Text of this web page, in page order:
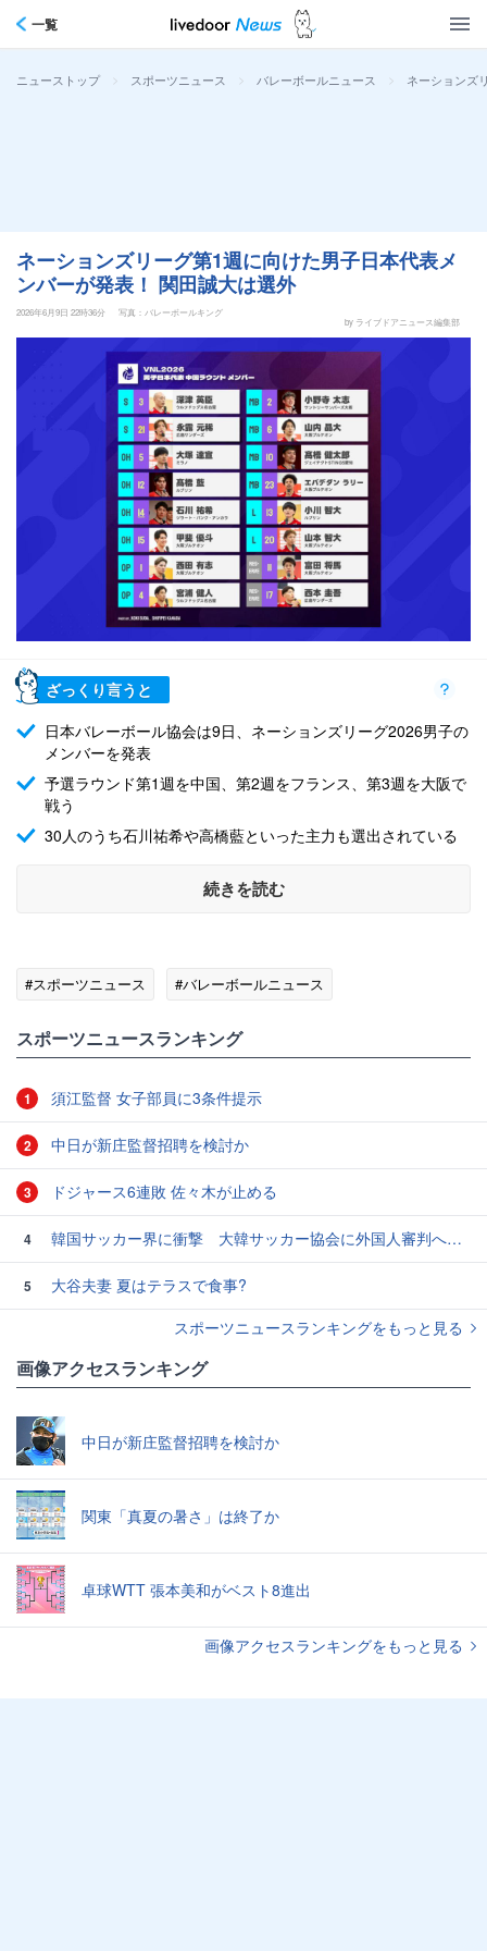
一覧
ニューストップ > スポーツニュース > バレーボールニュース > ネーションズ
ネーションズリーグ第1週に向けた男子日本代表メ
ンバーが発表！ 関田誠大は選外
2026年6月9日 22時36分
写真：バレーボールキング
by ライブドアニュース編集部
ざっくり言うと
日本バレーボール協会は9日、ネーションズリーグ2026男子の
メンバーを発表
予選ラウンド第1週を中国、第2週をフランス、第3週を大阪で
戦う
30人のうち石川祐希や高橋藍といった主力も選出されている
続きを読む
#スポーツニュース #バレーボールニュース
スポーツニュースランキング
1 須江監督 女子部員に3条件提示
2 中日が新庄監督招聘を検討か
3 ドジャース6連敗 佐々木が止める
4 韓国サッカー界に衝撃 大韓サッカー協会に外国人審判への“性的接待”疑惑 韓国メディアが報道
5
大谷夫妻 夏はテラスで食事?
スポーツニュースランキングをもっと見る
画像アクセスランキング
中日が新庄監督招聘を検討か
関東「真夏の暑さ」は終了か
卓球WTT 張本美和がベスト8進出
画像アクセスランキングをもっと見る